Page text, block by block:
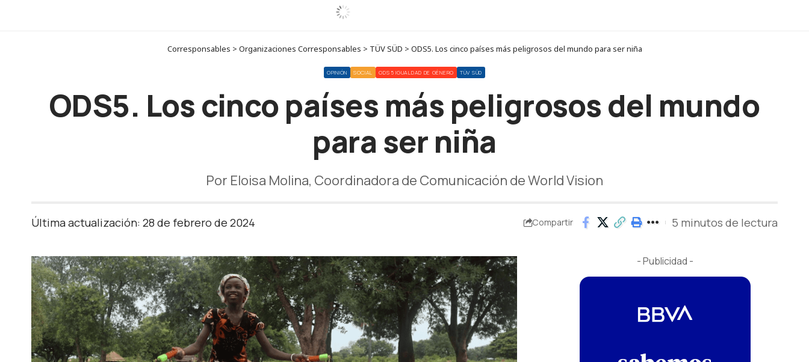
Corresponsables > Organizaciones Corresponsables > TÜV SÜD > ODS5. Los cinco países más peligrosos del mundo para ser niña
OPINIÓN SOCIAL ODS 5 IGUALDAD DE GÉNERO TÜV SÜD
ODS5. Los cinco países más peligrosos del mundo
para ser niña
Por Eloisa Molina, Coordinadora de Comunicación de World Vision
Última actualización: 28 de febrero de 2024 Compartir 5 minutos de lectura
- Publicidad -